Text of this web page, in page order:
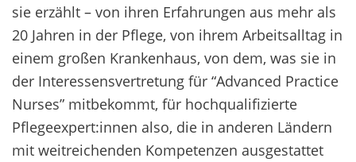
sie erzählt – von ihren Erfahrungen aus mehr als
20 Jahren in der Pflege, von ihrem Arbeitsalltag in
einem großen Krankenhaus, von dem, was sie in
der Interessensvertretung für “Advanced Practice
Nurses” mitbekommt, für hochqualifizierte
Pflegeexpert:innen also, die in anderen Ländern
mit weitreichenden Kompetenzen ausgestattet